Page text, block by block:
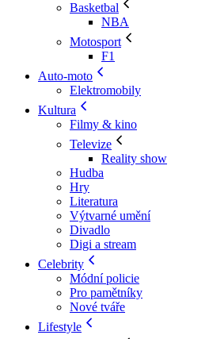
Basketbal
NBA
Motosport
F1
Auto-moto
Elektromobily
Kultura
Filmy & kino
Televize
Reality show
Hudba
Hry
Literatura
Výtvarné umění
Divadlo
Digi a stream
Celebrity
Módní policie
Pro pamětníky
Nové tváře
Lifestyle